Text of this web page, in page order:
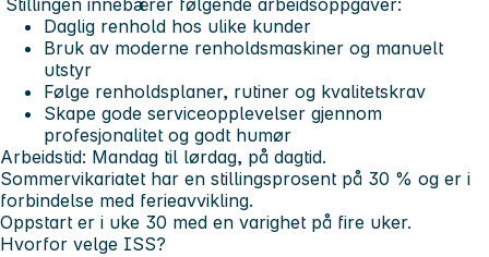
Stillingen innebærer følgende arbeidsoppgaver:
Daglig renhold hos ulike kunder
Bruk av moderne renholdsmaskiner og manuelt
utstyr
Følge renholdsplaner, rutiner og kvalitetskrav
Skape gode serviceopplevelser gjennom
profesjonalitet og godt humør
Arbeidstid: Mandag til lørdag, på dagtid.
Sommervikariatet har en stillingsprosent på 30 % og er i
forbindelse med ferieavvikling.
Oppstart er i uke 30 med en varighet på fire uker.
Hvorfor velge ISS?